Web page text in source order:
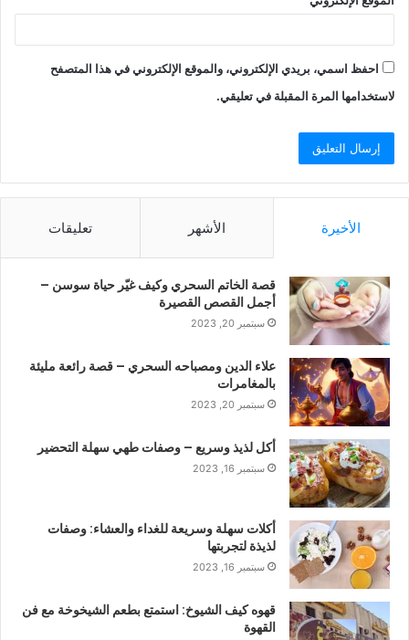
احفظ اسمي، بريدي الإلكتروني، والموقع الإلكتروني في هذا المتصفح
لاستخدامها المرة المقبلة في تعليقي.
الأخيرة الأشهر تعليقات
قصة الخاتم السحري وكيف غيّر حياة سوسن –
أجمل القصص القصيرة
سبتمبر 20, 2023
علاء الدين ومصباحه السحري – قصة رائعة مليئة
بالمغامرات
سبتمبر 20, 2023
أكل لذيذ وسريع – وصفات طهي سهلة التحضير
سبتمبر 16, 2023
أكلات سهلة وسريعة للغداء والعشاء: وصفات
لذيذة لتجربتها
سبتمبر 16, 2023
قهوه كيف الشيوخ: استمتع بطعم الشيخوخة مع فن
القهوة